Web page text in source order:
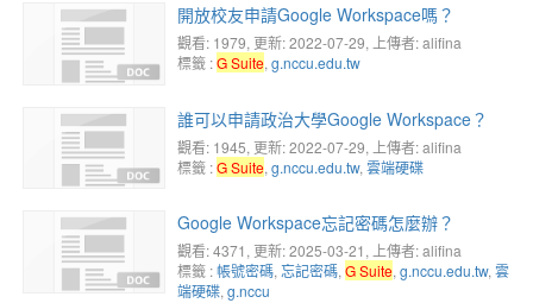
開放校友申請Google Workspace嗎？
觀看: 1979, 更新: 2022-07-29, 上傳者: alifina
標籤 :G Suite, g.nccu.edu.tw
誰可以申請政治大學Google Workspace？
觀看: 1945, 更新: 2022-07-29, 上傳者: alifina
標籤 :G Suite, g.nccu.edu.tw, 雲端硬碟
Google Workspace忘記密碼怎麼辦？
觀看: 4371 , 更新: 2025-03-21, 上傳者: alifina
標籤 :帳號密碼, 忘記密碼, G Suite, g.nccu.edu.tw, 雲
端硬碟, g.nccu